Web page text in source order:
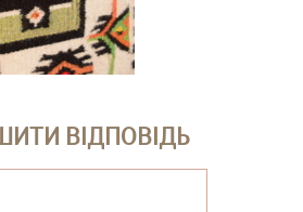
ВІДПОВІДЬ